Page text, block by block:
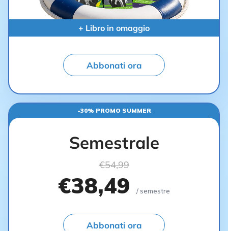
+ Libro in omaggio
Abbonati ora
-30% PROMO SUMMER
Semestrale
€54,99
€38,49 / semestre
Abbonati ora